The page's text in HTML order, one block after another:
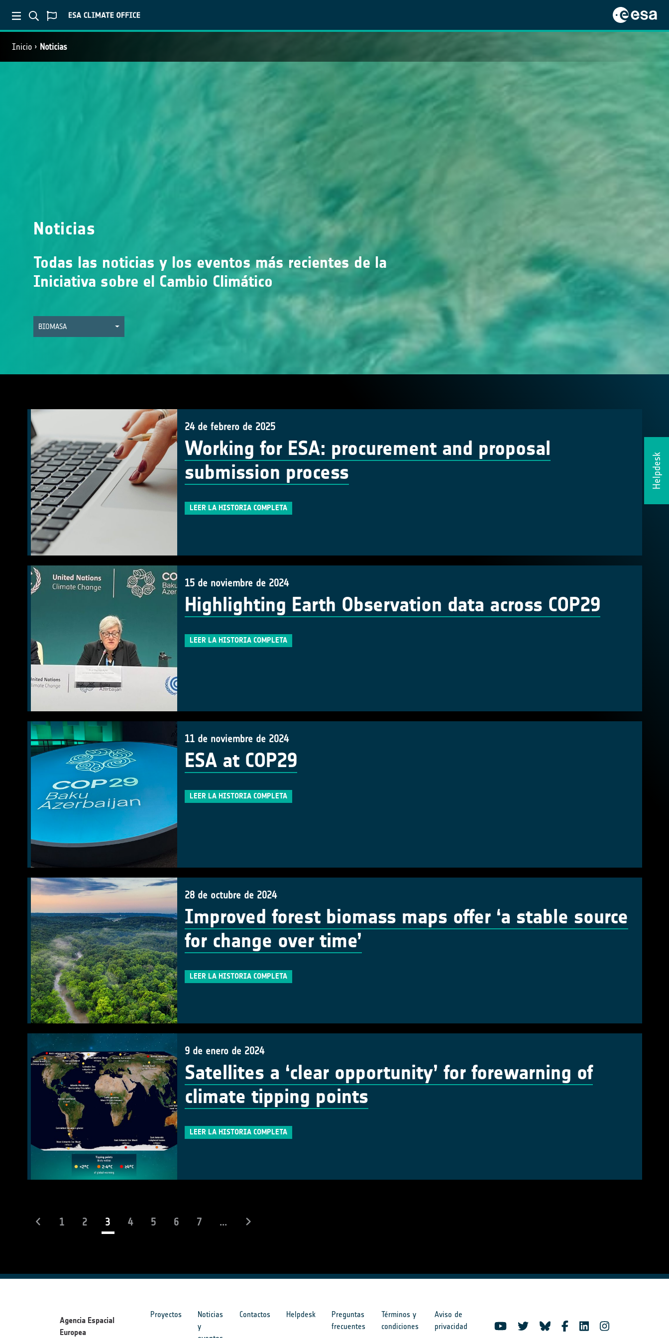
Inicio Noticias
Helpdesk
Noticias
Todas las noticias y los eventos más recientes de la
Iniciativa sobre el Cambio Climático
BIOMASA
24 de febrero de 2025
Working for ESA: procurement and proposal
submission process
LEER LA HISTORIA COMPLETA
15 de noviembre de 2024
Highlighting Earth Observation data across COP29
LEER LA HISTORIA COMPLETA
11 de noviembre de 2024
ESA at COP29
LEER LA HISTORIA COMPLETA
28 de octubre de 2024
Improved forest biomass maps offer ‘a stable source
for change over time’
LEER LA HISTORIA COMPLETA
9 de enero de 2024
Satellites a ‘clear opportunity’ for forewarning of
climate tipping points
LEER LA HISTORIA COMPLETA
1 2 3(current)
4 5 6 7 ...
Agencia Espacial
Europea
Proyectos
Noticias
y
Contactos Helpdesk
Preguntas
frecuentes
Términos y
condiciones
Aviso de
privacidad